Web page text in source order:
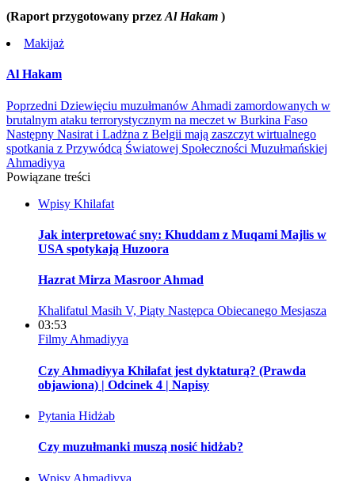
(Raport przygotowany przez Al Hakam )
Makijaż
Al Hakam
Poprzedni Dziewięciu muzułmanów Ahmadi zamordowanych w
brutalnym ataku terrorystycznym na meczet w Burkina Faso
Następny Nasirat i Ladżna z Belgii mają zaszczyt wirtualnego
spotkania z Przywódcą Światowej Społeczności Muzułmańskiej
Ahmadiyya
Powiązane treści
Wpisy Khilafat
Jak interpretować sny: Khuddam z Muqami Majlis w
USA spotykają Huzoora
Hazrat Mirza Masroor Ahmad
Khalifatul Masih V, Piąty Następca Obiecanego Mesjasza
03:53
FilmyAhmadiyya
Czy Ahmadiyya Khilafat jest dyktaturą? (Prawda
objawiona) | Odcinek 4 | Napisy
Pytania Hidżab
Czy muzułmanki muszą nosić hidżab?
Wpisy Ahmadiyya